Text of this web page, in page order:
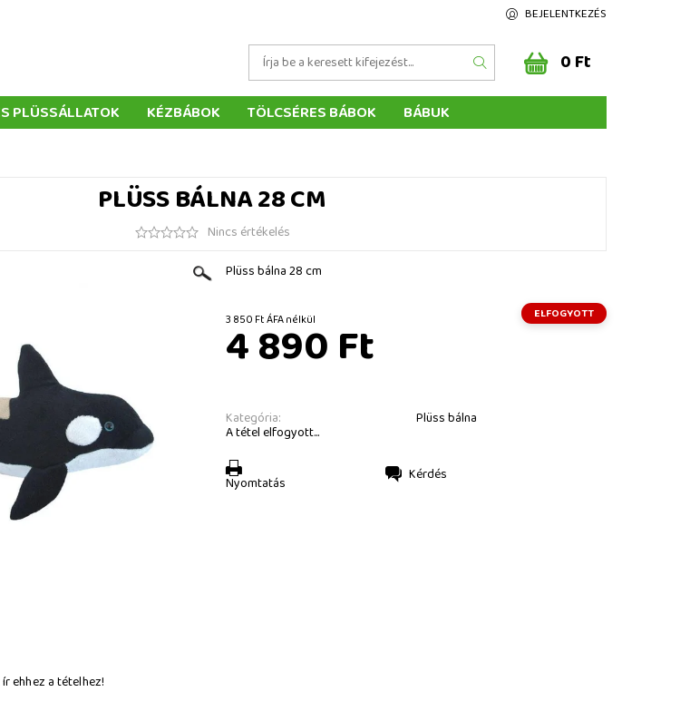
BEJELENTKEZÉS
0 Ft
PLÜSSÁLLATOK KÉZBÁBOK TÖLCSÉRES BÁBOK
BÁBUK
PLÜSS BÁLNA 28 CM
Nincs értékelés
Plüss bálna 28 cm
3 850 Ft ÁFA nélkül ELFOGYOTT
4 890 Ft
Kategória: Plüss bálna
A tétel elfogyott...
Nyomtatás Kérdés
ehhez a tételhez!